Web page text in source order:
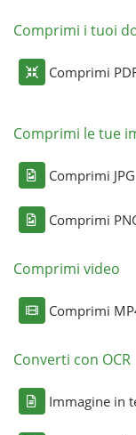
Comprimi i tuoi
Comprimi
Comprimi le tue
Comprimi JPG
Comprimi
Comprimi video
Comprimi
Converti con OCR
Immagine in